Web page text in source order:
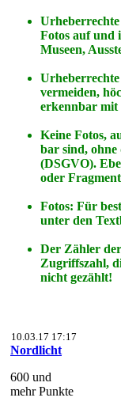
Urheberrechte
Fotos aufund
Museen,
Urheberrechte
vermeiden,
erkennbar mit
Keine Fotos,
bar sind, ohne
(DSGVO).
oder
Fotos: Für
unter den
Der Zähler
Zugriffszahl,
nicht gezählt!
10.03.17 17:17
Nordlicht
600 und
mehr Punkte